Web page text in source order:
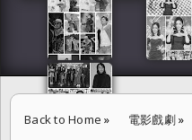
Back to Home » 電影戲劇»